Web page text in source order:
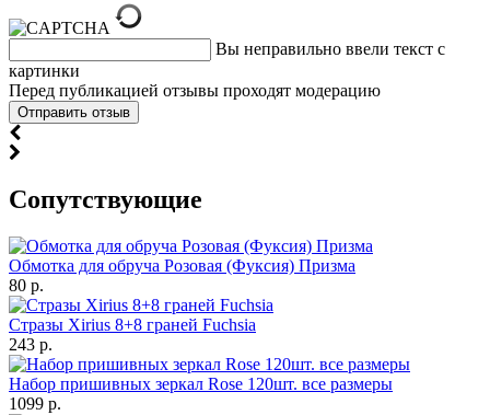
Вы неправильно ввели текст с
картинки
Перед публикацией отзывы проходят модерацию
Cопутствующие
Обмотка для обруча Розовая (Фуксия) Призма
80 р.
Стразы Xirius 8+8 граней Fuchsia
243 р.
Набор пришивных зеркал Rose 120шт. все размеры
1099 р.